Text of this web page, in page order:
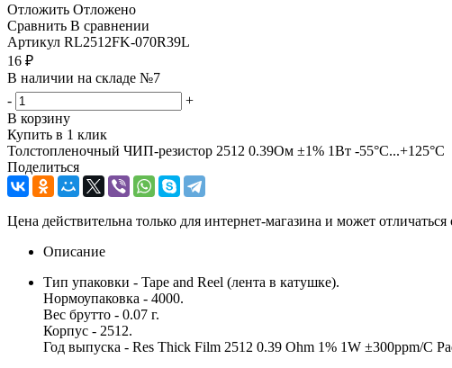
Отложить Отложено
Сравнить В сравнении
Артикул RL2512FK-070R39L
16 ₽
В наличии на складе №7
-
+
В корзину
Купить в 1 клик
Толстопленочный ЧИП-резистор 2512 0.39Ом ±1% 1Вт -55°С...+125°С
Поделиться
Цена действительна только для интернет-магазина и может
Описание
Тип упаковки - Tape and Reel (лента в катушке).
Нормоупаковка - 4000.
Вес брутто - 0.07 г.
Корпус - 2512.
Год выпуска - Res Thick Film 2512 0.39 Ohm 1% 1W ±300ppm/C